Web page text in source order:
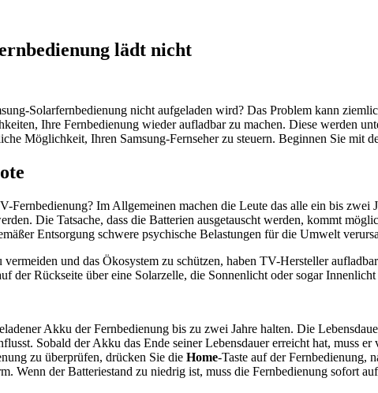
lädt nicht
Solarfernbedienung nicht aufgeladen wird? Das Problem kann
Ihre Fernbedienung wieder aufladbar zu machen. Diese werden
Möglichkeit, Ihren Samsung-Fernseher zu steuern. Beginnen Sie mit
Fernbedienung? Im Allgemeinen machen die Leute das alle ein bis
Die Tatsache, dass die Batterien ausgetauscht werden, kommt
Entsorgung schwere psychische Belastungen für die Umwelt
und das Ökosystem zu schützen, haben TV-Hersteller
der Rückseite über eine Solarzelle, die Sonnenlicht oder sogar
Akku der Fernbedienung bis zu zwei Jahre halten. Die
Sobald der Akku das Ende seiner Lebensdauer erreicht hat, muss
zu überprüfen, drücken Sie die Home-Taste auf der Fernbedienung,
Wenn der Batteriestand zu niedrig ist, muss die Fernbedienung sofort